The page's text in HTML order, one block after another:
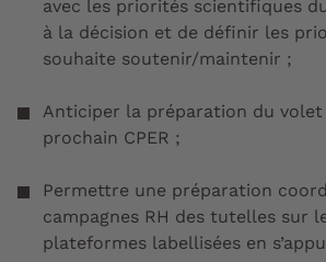
avec les priorités scientifiques
à la décision et de définir les
souhaite soutenir/maintenir ;
Anticiper la préparation du
prochain CPER ;
Permettre une préparation
campagnes RH des tutelles sur
plateformes labellisées en